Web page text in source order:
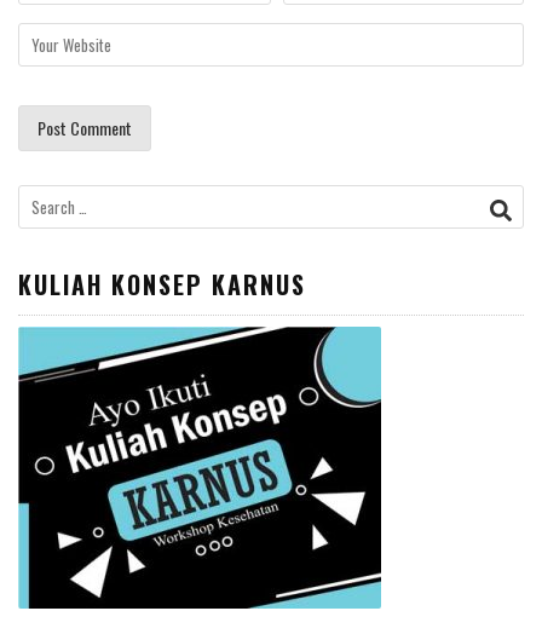
Search
for:
KULIAH KONSEP KARNUS